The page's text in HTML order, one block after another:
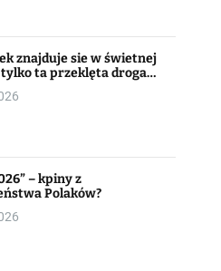
znajduje sie w świetnej
ta przeklęta droga…
– kpiny z
Polaków?